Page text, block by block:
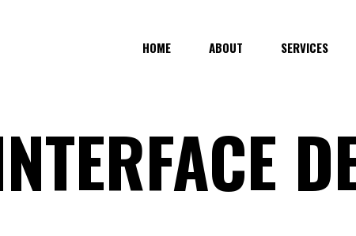
HOME ABOUT SERVICES